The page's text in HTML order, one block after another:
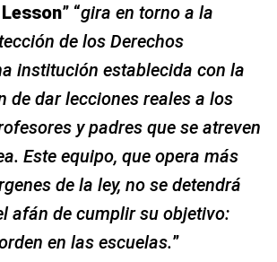
” “gira en torno a la
de los Derechos
institución establecida con la
de dar lecciones reales a los
y padres que se atreven
Este equipo, que opera más
de la ley, no se detendrá
afán de cumplir su objetivo:
en las escuelas.”